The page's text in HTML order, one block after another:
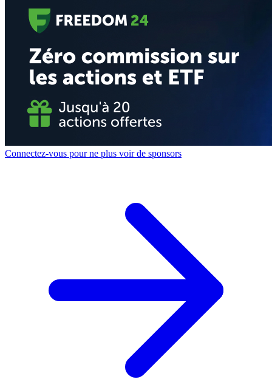
Connectez-vous pour ne plus voir de sponsors